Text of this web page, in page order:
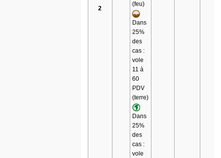
2
(feu)
Dans
25%
des
cas :
vole
11 à
60
PDV
(terre)
Dans
25%
des
cas :
vole